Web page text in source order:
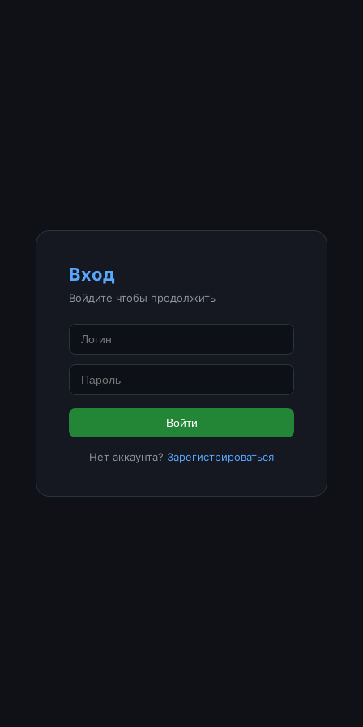
Вход
Войдите чтобы продолжить
Войти
Нет аккаунта? Зарегистрироваться